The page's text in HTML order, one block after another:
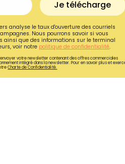
Je télécharge
analyse le taux d'ouverture des courriels
Nous pourrons savoir si vous
ainsi que des informations sur le terminal
voir notre politique de confidentialité.
votre newsletter contenant des offres commerciales
intégré dans la newsletter. Pour en savoir plus et
Charte de Confidentialité.
gratuitement
inédites de
que la newsletter